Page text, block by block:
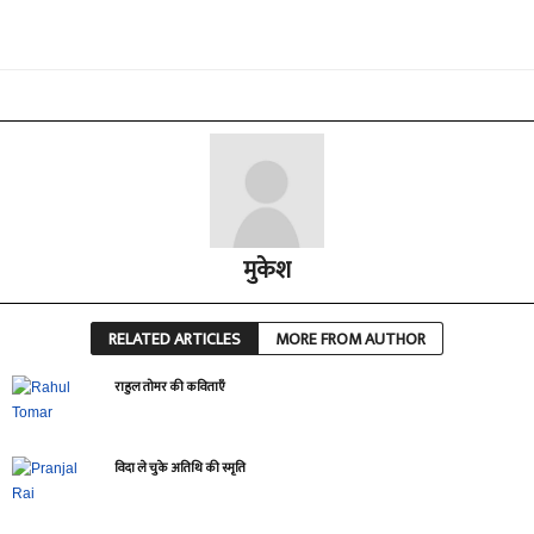
मुकेश
RELATED ARTICLES MORE FROM AUTHOR
राहुल तोमर की कविताएँ
विदा ले चुके अतिथि की स्मृति